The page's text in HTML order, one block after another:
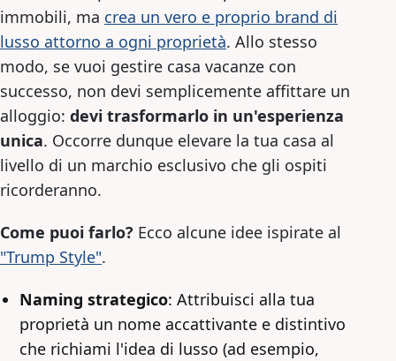
immobili, ma crea un vero e proprio brand di
lusso attorno a ogni proprietà. Allo stesso
modo, se vuoi gestire casa vacanze con
successo, non devi semplicemente affittare un
alloggio: devi trasformarlo in un'esperienza
unica. Occorre dunque elevare la tua casa al
livello di un marchio esclusivo che gli ospiti
ricorderanno.
Come puoi farlo? Ecco alcune idee ispirate al
"Trump Style".
Naming strategico: Attribuisci alla tua
proprietà un nome accattivante e distintivo
che richiami l'idea di lusso (ad esempio,